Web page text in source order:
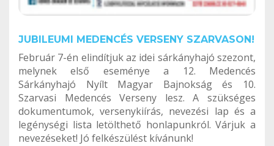
JUBILEUMI MEDENCÉS VERSENY SZARVASON!
Február 7-én elindítjuk az idei sárkányhajó szezont,
melynek első eseménye a 12. Medencés
Sárkányhajó Nyílt Magyar Bajnokság és 10.
Szarvasi Medencés Verseny lesz. A szükséges
dokumentumok, versenykiírás, nevezési lap és a
legénységi lista letölthető honlapunkról. Várjuk a
nevezéseket! Jó felkészülést kívánunk!